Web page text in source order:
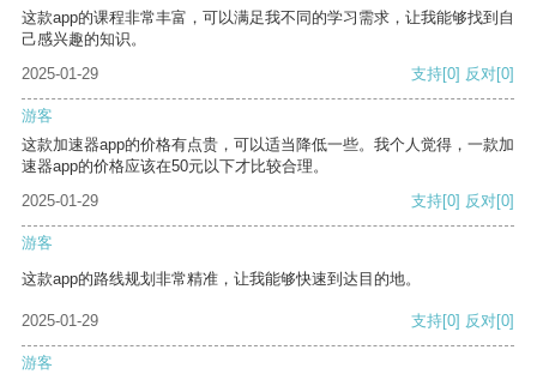
这款app的课程非常丰富，可以满足我不同的学习需求，让我能够找到自
己感兴趣的知识。
2025-01-29
支持[0] 反对[0]
游客
这款加速器app的价格有点贵，可以适当降低一些。我个人觉得，一款加
速器app的价格应该在50元以下才比较合理。
2025-01-29
支持[0] 反对[0]
游客
这款app的路线规划非常精准，让我能够快速到达目的地。
2025-01-29 支持[0] 反对[0]
游客